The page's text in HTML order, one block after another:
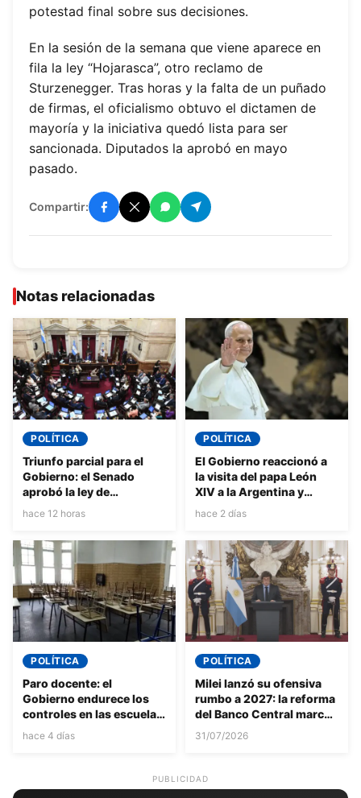
potestad final sobre sus decisiones.
En la sesión de la semana que viene aparece en
fila la ley “Hojarasca”, otro reclamo de
Sturzenegger. Tras horas y la falta de un puñado
de firmas, el oficialismo obtuvo el dictamen de
mayoría y la iniciativa quedó lista para ser
sancionada. Diputados la aprobó en mayo
pasado.
Compartir:
Notas relacionadas
POLÍTICA
Triunfo parcial para el
Gobierno: el Senado
aprobó la ley de
propiedad privada, pero
reforma del Fuego
hace 12 horas
POLÍTICA
El Gobierno reaccionó a
la visita del papa León
XIV a la Argentina y
expresó su “enorme
confirmación
hace 2 días
POLÍTICA
Paro docente: el
Gobierno endurece los
controles en las escuelas
y anticipa un fuerte
hace 4 días
POLÍTICA
Milei lanzó su ofensiva
rumbo a 2027: la reforma
del Banco Central marcó
el inicio de la campaña
por la reelección
31/07/2026